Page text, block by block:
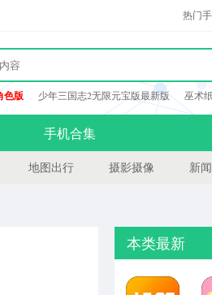
热门
色版 少年三国志2无限元宝版最新版 巫术
手机合集
地图出行 摄影摄像 新
本类最新